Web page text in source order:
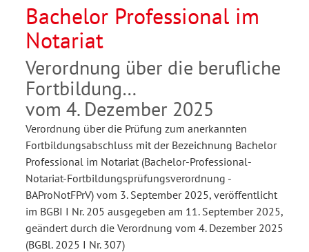
Bachelor Professional im
Notariat
Verordnung über die berufliche
Fortbildung
vom 4. Dezember 2025
Verordnung über die Prüfung zum anerkannten
Fortbildungsabschluss mit der Bezeichnung Bachelor
Professional im Notariat (Bachelor-Professional-
Notariat-Fortbildungsprüfungsverordnung -
BAProNotFPrV) vom 3. September 2025, veröffentlicht
im BGBI I Nr. 205 ausgegeben am 11. September 2025,
geändert durch die Verordnung vom 4. Dezember 2025
(BGBl. 2025 I Nr. 307)